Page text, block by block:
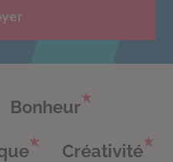
Bonheur
Créativité